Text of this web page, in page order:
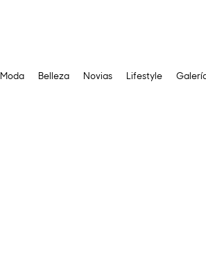
Moda Belleza Novias Lifestyle